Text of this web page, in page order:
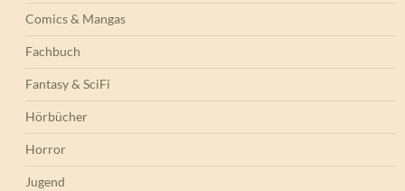
Comics & Mangas
Fachbuch
Fantasy & SciFi
Hörbücher
Horror
Jugend